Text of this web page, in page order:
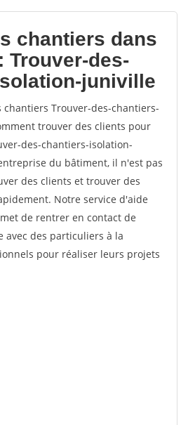
votes
chantiers dans
Trouver-des-
juniville
chantiers Trouver-des-chantiers-
trouver des clients pour
des-chantiers-isolation-
du bâtiment, il n'est pas
des clients et trouver des
Notre service d'aide
de rentrer en contact de
avec des particuliers à la
pour réaliser leurs projets